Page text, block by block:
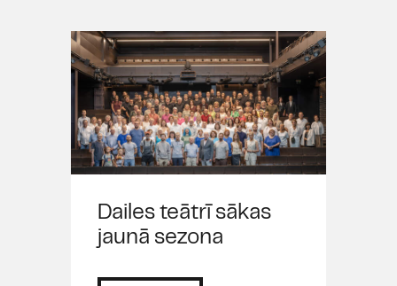
Dailes teātrī sākas
jaunā sezona